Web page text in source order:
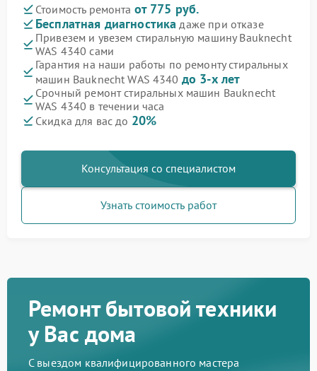
Стоимость ремонта от 775 руб.
Бесплатная диагностика даже при отказе
Привезем и увезем стиральную машину Bauknecht
WAS 4340 сами
Гарантия на наши работы по ремонту стиральных
машин Bauknecht WAS 4340 до 3-х лет
Срочный ремонт стиральных машин Bauknecht
WAS 4340 в течении часа
Скидка для вас до 20%
Консультация со специалистом
Узнать стоимость работ
Ремонт бытовой техники
у Вас дома
С выездом квалифицированного мастера